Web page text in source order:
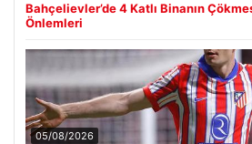
Bahçelievler’de 4 Katlı Binanın
Önlemleri
05/08/2026